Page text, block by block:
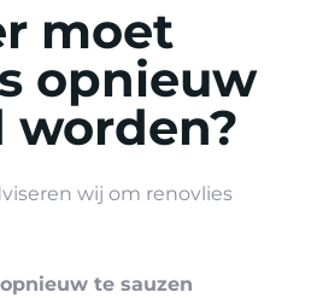
moet
opnieuw
worden?
wij om renovlies
te sauzen